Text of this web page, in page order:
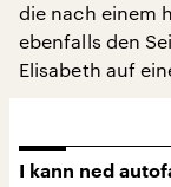
die nach einem
ebenfalls den
Elisabeth auf
I kann ned